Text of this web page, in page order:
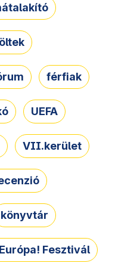
férfiak
UEFA
VII.kerület
könyvtár
Fesztivál